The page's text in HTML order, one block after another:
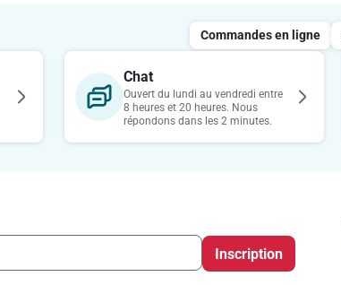
Commandes en ligne
Chat
Ouvert du lundi au vendredi entre
8 heures et 20 heures. Nous
répondons dans les 2 minutes.
Inscription